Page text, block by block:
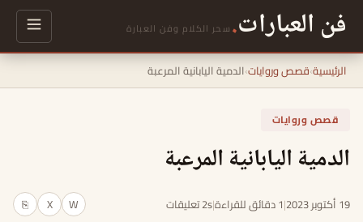
فن العبارات. سحر الكلام وفن العبارة
الرئيسية›قصص وروايات›الدمية اليابانية المرعبة
قصص وروايات
الدمية اليابانية المرعبة
19 أكتوبر 2023 |1 دقائق للقراءة |2s تعليقات W
X
⎘